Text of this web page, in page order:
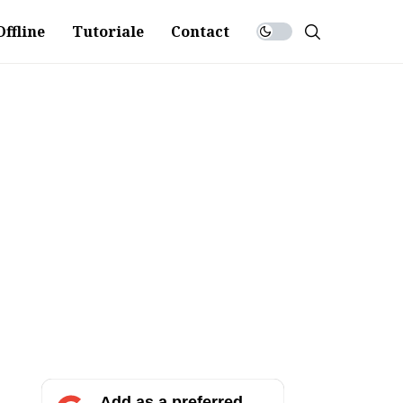
Tutoriale Contact